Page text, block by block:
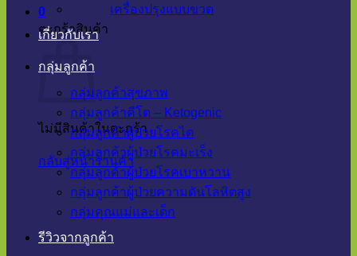
0
ตะกร้าสินค้า
ไม่มีสินค้าในตะกร้า
กลับสู่หน้าร้านค้า
เครื่องปรุงแบบขวด
เกี่ยวกับเรา
กลุ่มลูกค้า
กลุ่มลูกค้าสุขภาพ
กลุ่มลูกค้าคีโต – Ketogenic
กลุ่มลูกค้าผู้ป่วยโรคไต
กลุ่มลูกค้าผู้ป่วยโรคมะเร็ง
กลุ่มลูกค้าผู้ป่วยโรคเบาหวาน
กลุ่มลูกค้าผู้ป่วยความดันโลหิตสูง
กลุ่มคุณแม่และเด็ก
รีวิวจากลูกค้า